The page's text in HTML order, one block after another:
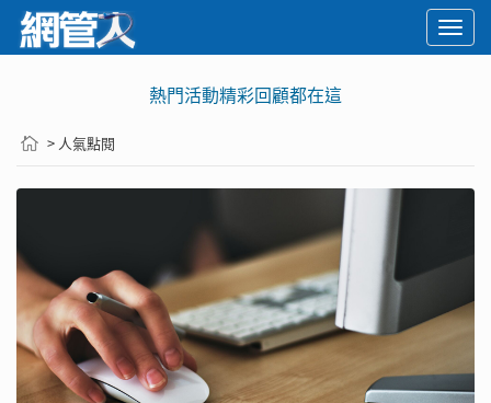
熱門活動精彩回顧都在這
> 人氣點閱